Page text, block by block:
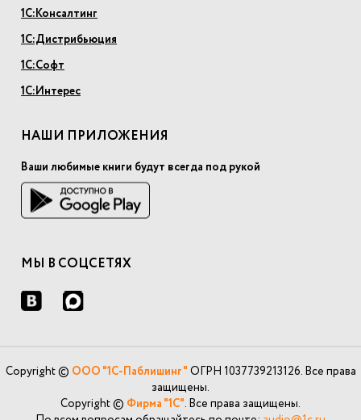
1С:Консалтинг
1С:Дистрибьюция
1С:Софт
1С:Интерес
НАШИ ПРИЛОЖЕНИЯ
Ваши любимые книги будут всегда под рукой
МЫ В СОЦСЕТЯХ
Copyright © ООО "1С-Паблишинг" ОГРН 1037739213126. Все права
защищены.
Copyright © Фирма "1С". Все права защищены.